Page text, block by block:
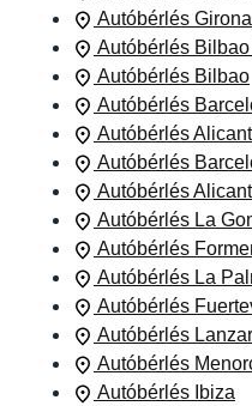
Autóbérlés Girona
Autóbérlés
Autóbérlés Bilbao
Autóbérlés
Autóbérlés
Autóbérlés
Autóbérlés
Autóbérlés La
Autóbérlés
Autóbérlés La
Autóbérlés
Autóbérlés
Autóbérlés
Autóbérlés Ibiza